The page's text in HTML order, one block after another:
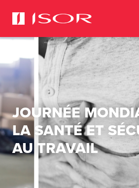
JOURNÉE
LA SANTÉ ET
AU TRAVAIL